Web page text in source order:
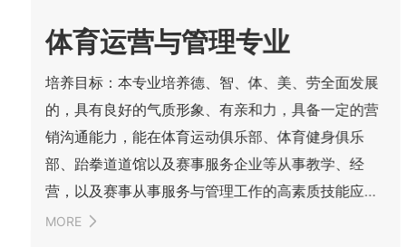
体育运营与管理专业
培养目标：本专业培养德、智、体、美、劳全面发展
的，具有良好的气质形象、有亲和力，具备一定的营
销沟通能力，能在体育运动俱乐部、体育健身俱乐
部、跆拳道道馆以及赛事服务企业等从事教学、经
营，以及赛事从事服务与管理工作的高素质技能应用
型人才。主要课程：体育赛事运作、管理学、体
MORE